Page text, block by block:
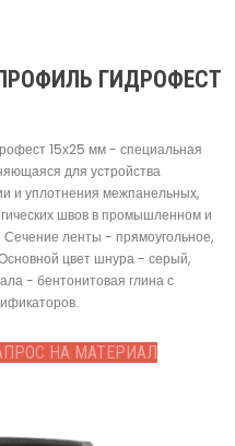
ГИДРОФЕСТ
15х25 мм - специальная
для устройства
и уплотнения межпанельных,
швов в промышленном и
Сечение ленты - прямоугольное,
цвет шнура - серый,
- бентонитовая глина с
НА МАТЕРИАЛ